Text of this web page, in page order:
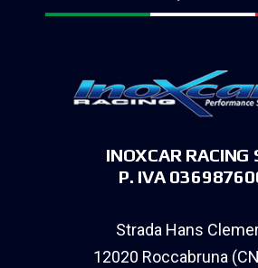
INOXCAR RACING
P. IVA
Strada Hans
12020 Roccabruna